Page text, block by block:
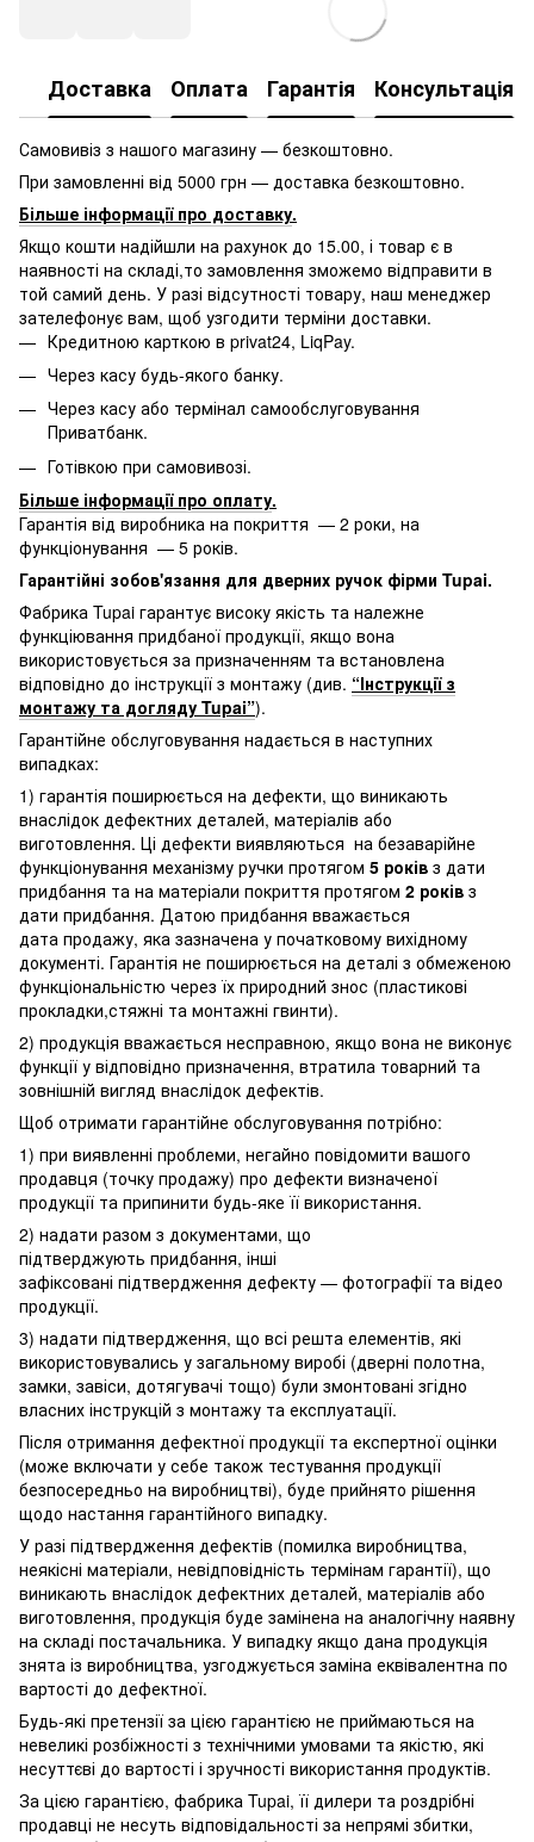
Доставка Оплата Гарантія Консультація
Самовивіз з нашого магазину — безкоштовно.
При замовленні від 5000 грн — доставка безкоштовно.
Більше інформації про доставку.
Якщо кошти надійшли на рахунок до 15.00, і товар є в
наявності на складі,то замовлення зможемо відправити в
той самий день. У разі відсутності товару, наш менеджер
зателефонує вам, щоб узгодити терміни доставки.
Кредитною карткою в privat24, LiqPay.
Через касу будь-якого банку.
Через касу або термінал самообслуговування
Приватбанк.
Готівкою при самовивозі.
Більше інформації про оплату.
Гарантія від виробника на покриття — 2 роки, на
функціонування — 5 років.
Гарантійні зобов'язання для дверних ручок фірми Tupai.
Фабрика Tupai гарантує високу якість та належне
функціювання придбаної продукції, якщо вона
використовується за призначенням та встановлена
відповідно до інструкції з монтажу (див. “Інструкції з
монтажу та догляду Tupai”).
Гарантійне обслуговування надається в наступних
випадках:
1) гарантія поширюється на дефекти, що виникають
внаслідок дефектних деталей, матеріалів або
виготовлення. Ці дефекти виявляються на безаварійне
функціонування механізму ручки протягом 5 років з дати
придбання та на матеріали покриття протягом 2 років з
дати придбання. Датою придбання вважається
дата продажу, яка зазначена у початковому вихідному
документі. Гарантія не поширюється на деталі з обмеженою
функціональністю через їх природний знос (пластикові
прокладки,стяжні та монтажні гвинти).
2) продукція вважається несправною, якщо вона не виконує
функції у відповідно призначення, втратила товарний та
зовнішній вигляд внаслідок дефектів.
Щоб отримати гарантійне обслуговування потрібно:
1) при виявленні проблеми, негайно повідомити вашого
продавця (точку продажу) про дефекти визначеної
продукції та припинити будь-яке її використання.
2) надати разом з документами, що
підтверджують придбання, інші
зафіксовані підтвердження дефекту — фотографії та відео
продукції.
3) надати підтвердження, що всі решта елементів, які
використовувались у загальному виробі (дверні полотна,
замки, завіси, дотягувачі тощо) були змонтовані згідно
власних інструкцій з монтажу та експлуатації.
Після отримання дефектної продукції та експертної оцінки
(може включати у себе також тестування продукції
безпосередньо на виробництві), буде прийнято рішення
щодо настання гарантійного випадку.
У разі підтвердження дефектів (помилка виробництва,
неякісні матеріали, невідповідність термінам гарантії), що
виникають внаслідок дефектних деталей, матеріалів або
виготовлення, продукція буде замінена на аналогічну наявну
на складі постачальника. У випадку якщо дана продукція
знята із виробництва, узгоджується заміна еквівалентна по
вартості до дефектної.
Будь-які претензії за цією гарантією не приймаються на
невеликі розбіжності з технічними умовами та якістю, які
несуттєві до вартості і зручності використання продуктів.
За цією гарантією, фабрика Tupai, її дилери та роздрібні
продавці не несуть відповідальності за непрямі збитки,